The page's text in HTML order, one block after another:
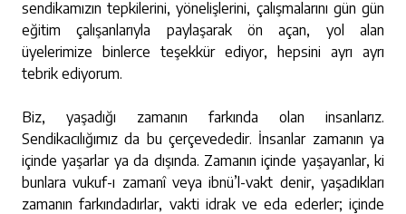
sendikamızın tepkilerini, yönelişlerini, çalışmalarını gün gün
eğitim çalışanlarıyla paylaşarak ön açan, yol alan
üyelerimize binlerce teşekkür ediyor, hepsini ayrı ayrı
tebrik ediyorum.
Biz, yaşadığı zamanın farkında olan insanlarız.
Sendikacılığımız da bu çerçevededir. İnsanlar zamanın ya
içinde yaşarlar ya da dışında. Zamanın içinde yaşayanlar, ki
bunlara vukuf-ı zamanî veya ibnü’l-vakt denir, yaşadıkları
zamanın farkındadırlar, vakti idrak ve eda ederler; içinde